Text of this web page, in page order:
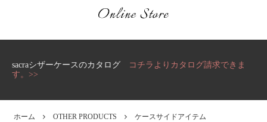
sacraシザーケースのカタログ
コチラよりカタログ請求できま
す。>>
ホーム OTHER PRODUCTS ケースサイドアイテム